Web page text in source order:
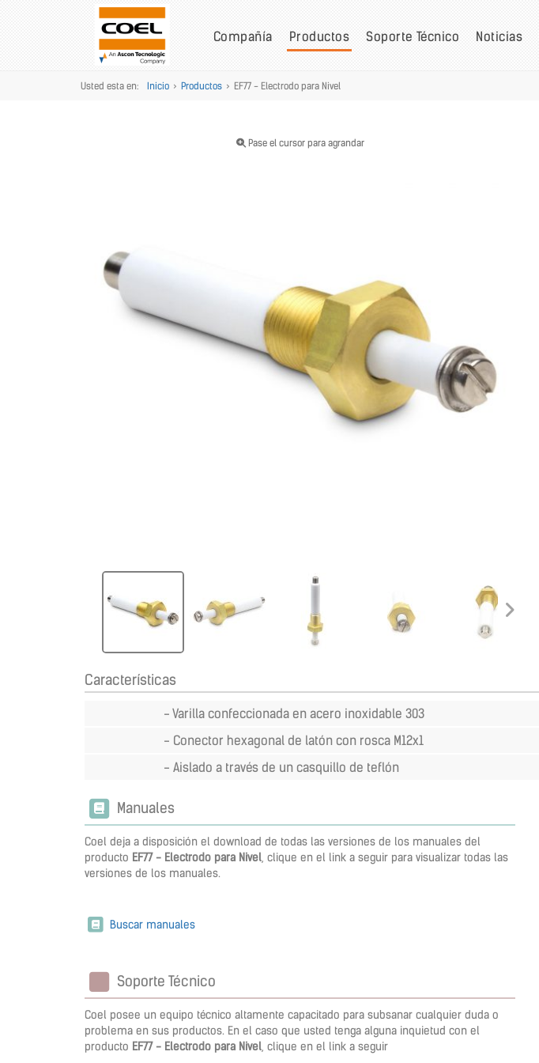
Compañía Productos Soporte Técnico Noticias
Usted esta en: Inicio > Productos > EF77 - Electrodo para Nivel
Pase el cursor para agrandar
Características
- Varilla confeccionada en acero inoxidable 303
- Conector hexagonal de latón con rosca M12x1
- Aislado a través de un casquillo de teflón
Manuales
Coel deja a disposición el download de todas las versiones de los manuales del
producto EF77 - Electrodo para Nivel, clique en el link a seguir para visualizar todas las
versiones de los manuales.
Buscar manuales
Soporte Técnico
Coel posee un equipo técnico altamente capacitado para subsanar cualquier duda o
problema en sus productos. En el caso que usted tenga alguna inquietud con el
producto EF77 - Electrodo para Nivel , clique en el link a seguir